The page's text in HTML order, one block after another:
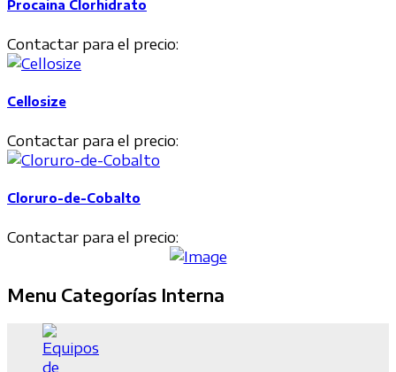
Procaina Clorhidrato
Contactar para el precio:
Cellosize
Contactar para el precio:
Cloruro-de-Cobalto
Contactar para el precio:
Menu Categorías Interna